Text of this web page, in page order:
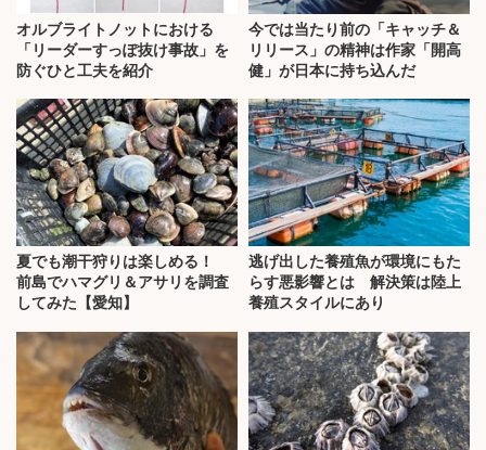
オルブライトノットにおける
「リーダーすっぽ抜け事故」を
防ぐひと工夫を紹介
今では当たり前の「キャッチ＆
リリース」の精神は作家「開高
健」が日本に持ち込んだ
夏でも潮干狩りは楽しめる！
前島でハマグリ＆アサリを調査
してみた【愛知】
逃げ出した養殖魚が環境にもた
らす悪影響とは 解決策は陸上
養殖スタイルにあり